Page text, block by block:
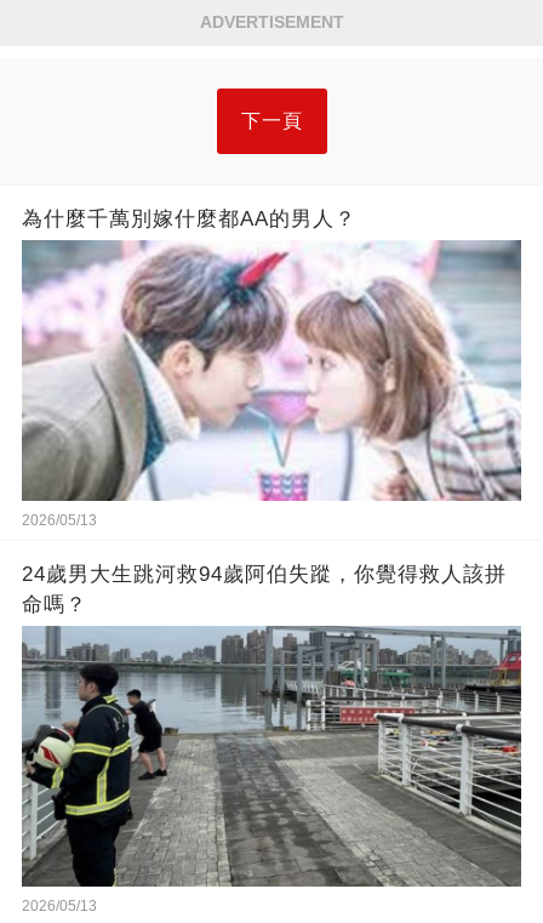
ADVERTISEMENT
下一頁
為什麼千萬別嫁什麼都AA的男人？
2026/05/13
24歲男大生跳河救94歲阿伯失蹤，你覺得救人該拼
命嗎？
2026/05/13